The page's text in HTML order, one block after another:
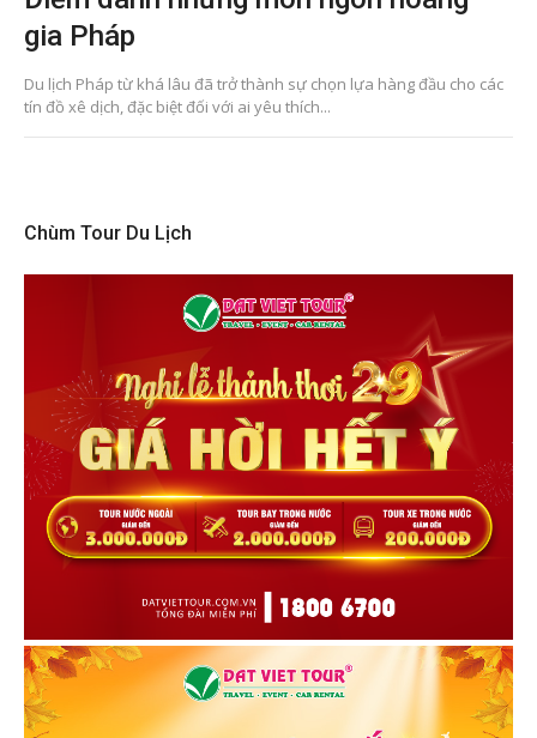
gia Pháp
Du lịch Pháp từ khá lâu đã trở thành sự chọn lựa hàng đầu cho các
tín đồ xê dịch, đặc biệt đối với ai yêu thích...
Chùm Tour Du Lịch